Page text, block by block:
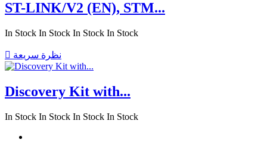
ST-LINK/V2 (EN), STM...
In Stock In Stock In Stock In Stock
 نظرة سريعة
Discovery Kit with...
In Stock In Stock In Stock In Stock